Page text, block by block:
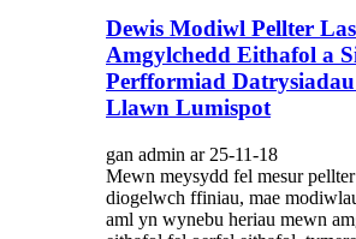
Dewis Modiwl Pellter
Amgylchedd Eithafol a
Perfformiad
Llawn Lumispot
gan admin ar 25-11-18
Mewn meysydd fel mesur
diogelwch ffiniau, mae
aml yn wynebu heriau mewn